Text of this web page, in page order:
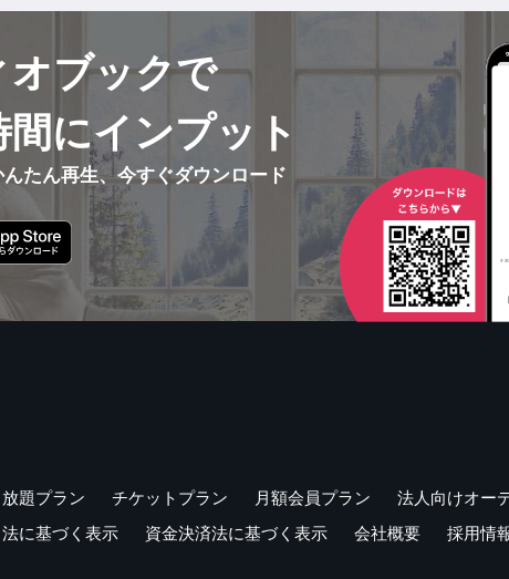
オブックで
にインプット
たん再生、今すぐダウンロード
題プラン チケットプラン 月額会員プラン
法人向けオー
に基づく表示 資金決済法に基づく表示 会社概要 採用情